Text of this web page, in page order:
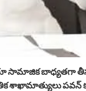
బాధ్యతగా
శాఖామాత్యులు పవన్